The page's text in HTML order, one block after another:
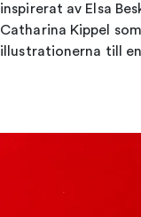
inspirerat av Elsa
Catharina Kippel
illustrationerna till